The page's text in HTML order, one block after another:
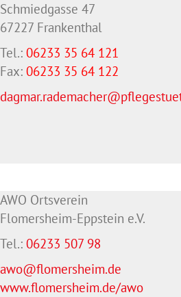
Schmiedgasse 47
67227 Frankenthal
Tel.: 06233 35 64 121
Fax: 06233 35 64 122
AWO Ortsverein
Flomersheim-Eppstein e.V.
Tel.: 06233 507 98
awo@flomersheim.de
www.flomersheim.de/awo